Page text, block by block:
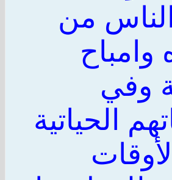
من
وامباح
وفي
الحياتية